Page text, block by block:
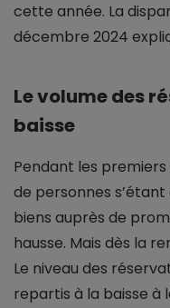
cette année. La
décembre 2024
Le volume des
baisse
Pendant les
de personnes
biens auprès de
hausse. Mais dès la
Le niveau des
repartis à la baisse à